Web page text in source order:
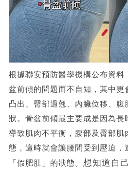
根據聯安預防醫學機構公布資料
盆前傾的問題而不自知，其中更
凸出、臀部過翹、內臟位移、腹
狀。骨盆前傾最主要成是因為長
導致肌肉不平衡，腹部及臀部肌
態，這時就會讓腰間受到壓迫，
「假肥肚」的狀態。 想知道自